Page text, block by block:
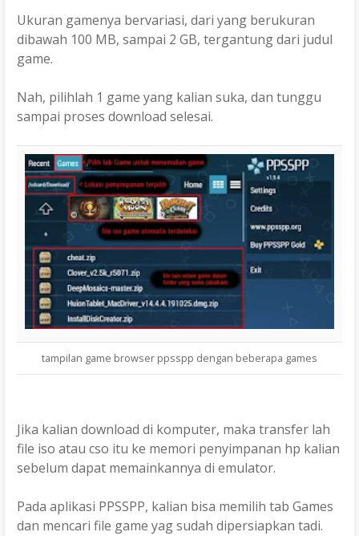
Ukuran gamenya bervariasi, dari yang berukuran
dibawah 100 MB, sampai 2 GB, tergantung dari judul
game.
Nah, pilihlah 1 game yang kalian suka, dan tunggu
sampai proses download selesai.
tampilan game browser ppsspp dengan beberapa games
Jika kalian download di komputer, maka transfer lah
file iso atau cso itu ke memori penyimpanan hp kalian
sebelum dapat memainkannya di emulator.
Pada aplikasi PPSSPP, kalian bisa memilih tab Games
dan mencari file game yag sudah dipersiapkan tadi.